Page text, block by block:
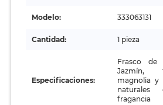
Modelo: 333063131
Cantidad: 1 pieza
Especificaciones:
Frasco
Jazmín,
magnolia y
fragancia